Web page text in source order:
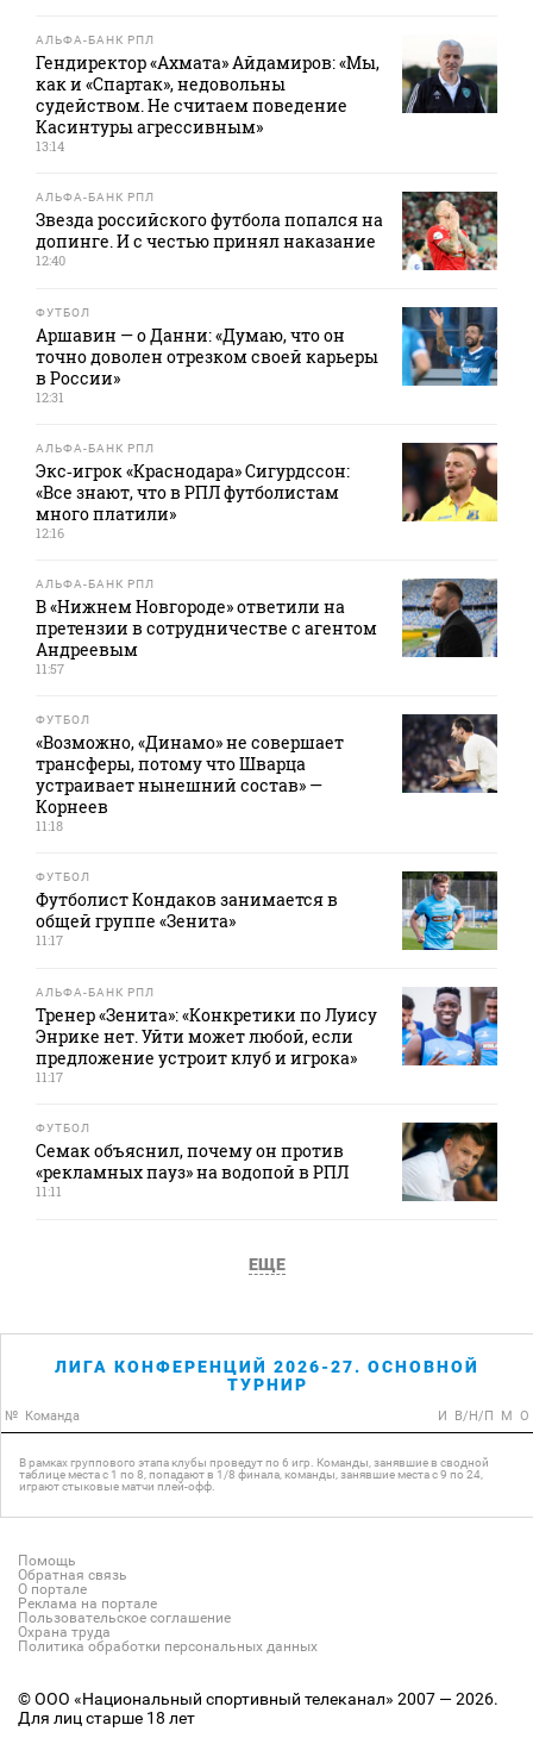
АЛЬФА-БАНК РПЛ
Гендиректор «Ахмата» Айдамиров: «Мы,
как и «Спартак», недовольны
судейством. Не считаем поведение
Касинтуры агрессивным»
13:14
АЛЬФА-БАНК РПЛ
Звезда российского футбола попался на
допинге. И с честью принял наказание
12:40
ФУТБОЛ
Аршавин — о Данни: «Думаю, что он
точно доволен отрезком своей карьеры
в России»
12:31
АЛЬФА-БАНК РПЛ
Экс‑игрок «Краснодара» Сигурдссон:
«Все знают, что в РПЛ футболистам
много платили»
12:16
АЛЬФА-БАНК РПЛ
В «Нижнем Новгороде» ответили на
претензии в сотрудничестве с агентом
Андреевым
11:57
ФУТБОЛ
«Возможно, «Динамо» не совершает
трансферы, потому что Шварца
устраивает нынешний состав» —
Корнеев
11:18
ФУТБОЛ
Футболист Кондаков занимается в
общей группе «Зенита»
11:17
АЛЬФА-БАНК РПЛ
Тренер «Зенита»: «Конкретики по Луису
Энрике нет. Уйти может любой, если
предложение устроит клуб и игрока»
11:17
ФУТБОЛ
Семак объяснил, почему он против
«рекламных пауз» на водопой в РПЛ
11:11
ЕЩЕ
ЛИГА КОНФЕРЕНЦИЙ 2026-27. ОСНОВНОЙ
ТУРНИР
№ Команда И В/Н/П М О
В рамках группового этапа клубы проведут по 6 игр. Команды, занявшие в сводной
таблице места с 1 по 8, попадают в 1/8 финала, команды, занявшие места с 9 по 24,
играют стыковые матчи плей-офф.
Помощь
Обратная связь
О портале
Реклама на портале
Пользовательское соглашение
Охрана труда
Политика обработки персональных данных
© ООО «Национальный спортивный телеканал» 2007 — 2026.
Для лиц старше 18 лет